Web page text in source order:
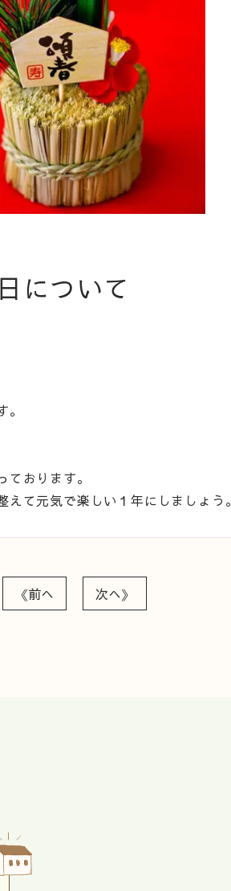
について
おります。
て元気で楽しい１年にしましょう。
《前へ 次へ》